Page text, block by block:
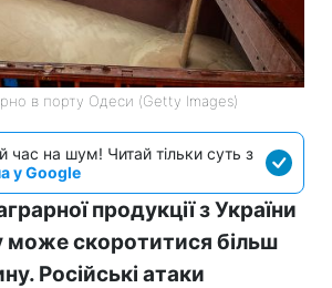
в порту Одеси (Getty Images)
час на шум! Читай тільки суть з
у Google
продукції з України
може скоротитися більш
Російські атаки